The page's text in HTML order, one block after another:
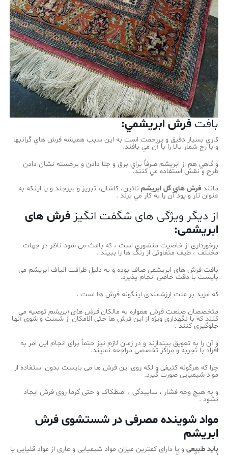
بافتفرش ابريشمي:
كاري بسيار دقيق و پرزحمت است به اين سبب هميشه فرش هاي گرانبها
و با رج شمار بالا را با آن مي بافند.
و گاهي هم از ابريشم صرفاً براي برق و جلا دادن و برجسته نشان دادن
طرح و نقش استفاده مي كنند.
مانندفرش هاي گل ابريشم نائين، كاشان، تبريز و بيرجند و يا اينكه به
عنوان تار و پود آن را به كار مي برند .
از دیگر ویژگی های شگفت انگیزفرش های
ابریشمی:
برخورداری از خاصیت منشوری است ، که باعث می شود ناظر در جهات
مختلف ، طیف متفاوتی از رنگ ها را ببیند .
بافت فرش های ابریشمی صاف بوده و به دلیل ظرافت الیاف ابریشم می
بایست با دقت خاصی انجام پذیرد.
که مزید بر علت ارزشمندی اینگونه فرش ها است .
متخصصان صنعت فرش همواره به مالکانفرش های ابریشم توصیه می
کنند که با نگهداری ویژه از این فرش ها حتی الامکان از شست و شوی آنها
جلوگیری کنند .
و آن را به تعویق بیندازند و در زمان لازم نیز حتماً برای انجام این امر به
افراد با تجربه و مراکز تخصصی مراجعه نمایند.
چرا که هرگونه کثیفی و لکه روی این فرش ها می بایست بدون استفاده از
مواد شیمیایی صورت گیرد.
و به هیچ وجه فشار ، ساییدگی ، اصطکاک و حتی گرما روی فرش ایجاد
نشود .
مواد شوینده مصرفی در شستشوی فرش
ابریشم
باید طبیعی و یا دارای کمترین میزان مواد شیمیایی و عاری از مواد قلیایی یا